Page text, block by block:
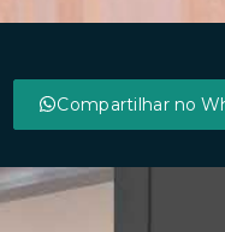
Compartilhar no